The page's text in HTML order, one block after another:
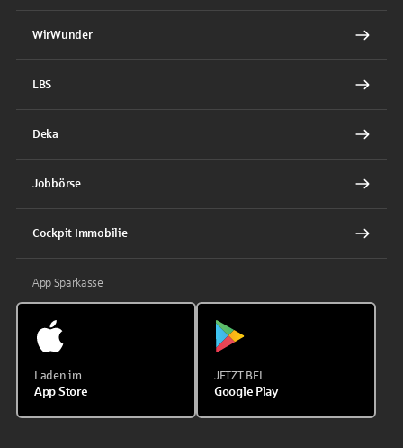
WirWunder
LBS
Deka
Jobbörse
Cockpit Immobilie
App Sparkasse
Laden im
App Store
JETZT BEI
Google Play